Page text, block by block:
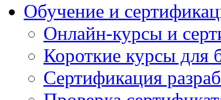
Обучение и
Онлайн-курсы и
Короткие курсы для
Сертификация